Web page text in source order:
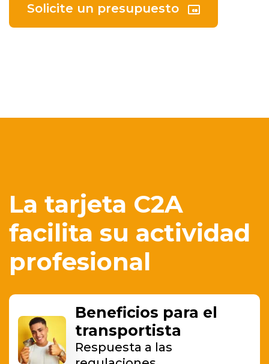
Solicite un presupuesto
La tarjeta C2A
facilita su actividad
profesional
Beneficios para el
transportista
Respuesta a las